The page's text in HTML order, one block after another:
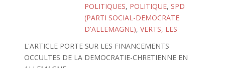
POLITIQUES, POLITIQUE, SPD
(PARTI SOCIAL-DEMOCRATE
D'ALLEMAGNE), VERTS, LES
L'ARTICLE PORTE SUR LES FINANCEMENTS
OCCULTES DE LA DEMOCRATIE-CHRETIENNE EN